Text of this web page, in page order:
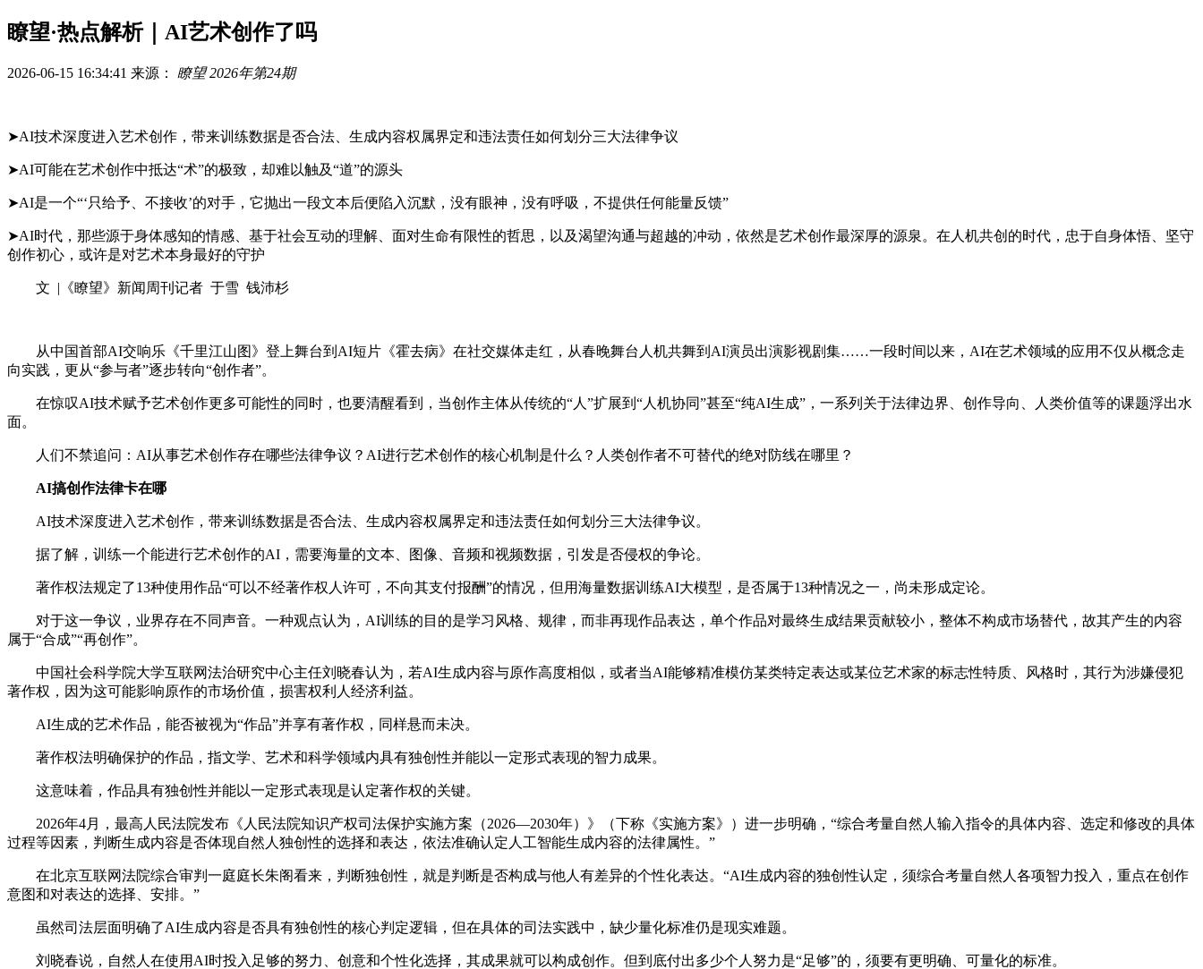
瞭望·热点解析｜AI艺术创作了吗
2026-06-15 16:34:41 来源： 瞭望 2026年第24期
➤AI技术深度进入艺术创作，带来训练数据是否合法、生成内容权属界定和违法责任如何划分三大法律争议
➤AI可能在艺术创作中抵达“术”的极致，却难以触及“道”的源头
➤AI是一个“‘只给予、不接收’的对手，它抛出一段文本后便陷入沉默，没有眼神，没有呼吸，不提供任何能量反馈”
➤AI时代，那些源于身体感知的情感、基于社会互动的理解、面对生命有限性的哲思，以及渴望沟通与超越的冲动，依然是艺术创作最深厚的源泉。在人机共创的时代，忠于自身体悟、坚守
创作初心，或许是对艺术本身最好的守护
文 |《瞭望》新闻周刊记者 于雪 钱沛杉
从中国首部AI交响乐《千里江山图》登上舞台到AI短片《霍去病》在社交媒体走红，从春晚舞台人机共舞到AI演员出演影视剧集……一段时间以来，AI在艺术领域的应用不仅从概念走
向实践，更从“参与者”逐步转向“创作者”。
在惊叹AI技术赋予艺术创作更多可能性的同时，也要清醒看到，当创作主体从传统的“人”扩展到“人机协同”甚至“纯AI生成”，一系列关于法律边界、创作导向、人类价值等的课题浮出水
面。
人们不禁追问：AI从事艺术创作存在哪些法律争议？AI进行艺术创作的核心机制是什么？人类创作者不可替代的绝对防线在哪里？
AI搞创作法律卡在哪
AI技术深度进入艺术创作，带来训练数据是否合法、生成内容权属界定和违法责任如何划分三大法律争议。
据了解，训练一个能进行艺术创作的AI，需要海量的文本、图像、音频和视频数据，引发是否侵权的争论。
著作权法规定了13种使用作品“可以不经著作权人许可，不向其支付报酬”的情况，但用海量数据训练AI大模型，是否属于13种情况之一，尚未形成定论。
对于这一争议，业界存在不同声音。一种观点认为，AI训练的目的是学习风格、规律，而非再现作品表达，单个作品对最终生成结果贡献较小，整体不构成市场替代，故其产生的内容
属于“合成”“再创作”。
中国社会科学院大学互联网法治研究中心主任刘晓春认为，若AI生成内容与原作高度相似，或者当AI能够精准模仿某类特定表达或某位艺术家的标志性特质、风格时，其行为涉嫌侵犯
著作权，因为这可能‌影响原作的市场价值‌，损害权利人经济利益。
AI生成的艺术作品，能否被视为“作品”并享有著作权，同样悬而未决。
著作权法明确保护的作品，指文学、艺术和科学领域内具有独创性并能以一定形式表现的智力成果。
这意味着，作品具有独创性并能以一定形式表现是认定著作权的关键。
2026年4月，最高人民法院发布《人民法院知识产权司法保护实施方案（2026—2030年）》（下称《实施方案》）进一步明确，“综合考量自然人输入指令的具体内容、选定和修改的具体
过程等因素，判断生成内容是否体现自然人独创性的选择和表达，依法准确认定人工智能生成内容的法律属性。”
在北京互联网法院综合审判一庭庭长朱阁看来，判断独创性，就是判断是否构成与他人有差异的个性化表达。“AI生成内容的独创性认定，须综合考量自然人各项智力投入，重点在创作
意图和对表达的选择、安排。”
虽然司法层面明确了AI生成内容是否具有独创性的核心判定逻辑，但在具体的司法实践中，缺少量化标准仍是现实难题。
刘晓春说，自然人在使用AI时投入足够的努力、创意和个性化选择，其成果就可以构成创作。但到底付出多少个人努力是“足够”的，须要有更明确、可量化的标准。